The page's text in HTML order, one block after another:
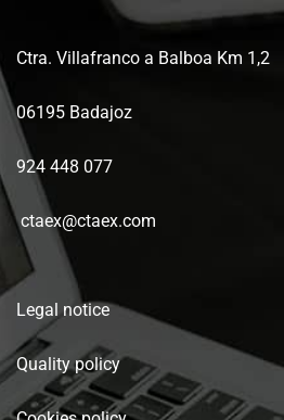
Ctra. Villafranco a Balboa Km 1,2
06195 Badajoz
924 448 077
ctaex@ctaex.com
Legal notice
Quality policy